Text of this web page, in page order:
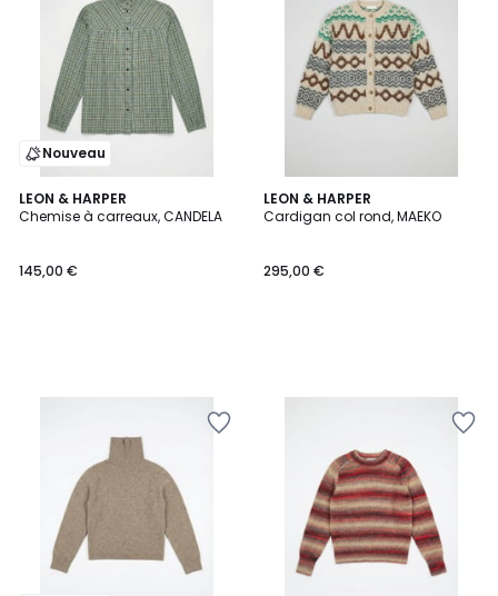
Nouveau
LEON & HARPER
Chemise à carreaux, CANDELA
145,00 €
LEON & HARPER
Cardigan col rond, MAEKO
295,00 €